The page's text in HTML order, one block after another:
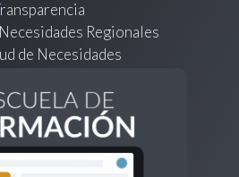
Regionales
de Necesidades